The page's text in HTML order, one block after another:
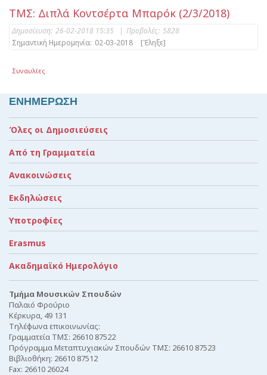
ΤΜΣ: Διπλά Κοντσέρτα Μπαρόκ (2/3/2018)
Δημοσίευση: 26-02-2018 15:35 | Προβολές: 5828
Σημαντική Ημερομηνία: 02-03-2018 [Έληξε]
Συναυλίες
ΕΝΗΜΕΡΩΣΗ
Όλες οι Δημοσιεύσεις
Από τη Γραμματεία
Ανακοινώσεις
Εκδηλώσεις
Υποτροφίες
Erasmus
Ακαδημαϊκό Ημερολόγιο
Τμήμα Μουσικών Σπουδών
Παλαιό Φρούριο
Κέρκυρα, 49 131
Τηλέφωνα επικοινωνίας:
Γραμματεία ΤΜΣ: 26610 87522
Πρόγραμμα Μεταπτυχιακών Σπουδών ΤΜΣ: 26610 87523
Βιβλιοθήκη: 26610 87512
Fax: 26610 26024